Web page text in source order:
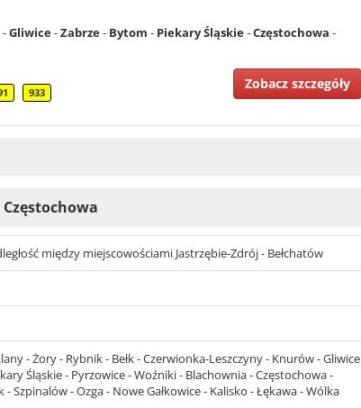
-Gliwice-Zabrze- Bytom - Piekary Śląskie-Częstochowa -
933
Zobacz szczegóły
między miejscowościami Jastrzębie-Zdrój - Bełchatów
- Żory - Rybnik - Bełk - Czerwionka-Leszczyny - Knurów - Gliwice
Śląskie - Pyrzowice - Woźniki - Blachownia - Częstochowa -
Szpinalów - Ozga - Nowe Gałkowice - Kalisko - Łękawa - Wólka